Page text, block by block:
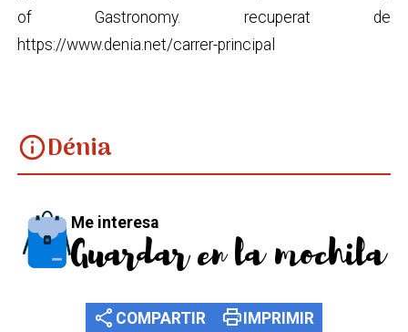
of Gastronomy. recuperat de
https://www.denia.net/carrer-principal
infoDénia
Me interesa
Guardar en la mochila
share COMPARTIR print IMPRIMIR